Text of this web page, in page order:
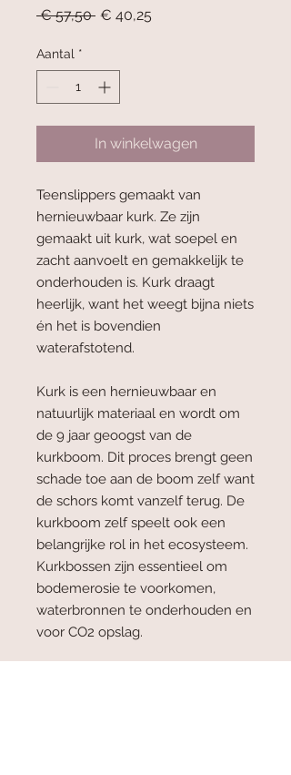
€ 57,50 Normale
€ 40,25
Aantal *
In winkelwagen
Teenslippers gemaakt van
hernieuwbaar kurk. Ze zijn
gemaakt uit kurk, wat soepel en
zacht aanvoelt en gemakkelijk te
onderhouden is. Kurk draagt
heerlijk, want het weegt bijna niets
én het is bovendien
waterafstotend.
Kurk is een hernieuwbaar en
natuurlijk materiaal en wordt om
de 9 jaar geoogst van de
kurkboom. Dit proces brengt geen
schade toe aan de boom zelf want
de schors komt vanzelf terug. De
kurkboom zelf speelt ook een
belangrijke rol in het ecosysteem.
Kurkbossen zijn essentieel om
bodemerosie te voorkomen,
waterbronnen te onderhouden en
voor CO2 opslag.